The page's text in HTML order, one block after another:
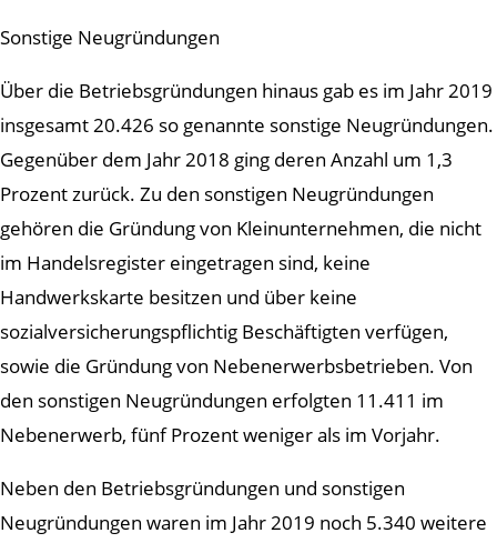
Sonstige Neugründungen
Über die Betriebsgründungen hinaus gab es im Jahr 2019
insgesamt 20.426 so genannte sonstige Neugründungen.
Gegenüber dem Jahr 2018 ging deren Anzahl um 1,3
Prozent zurück. Zu den sonstigen Neugründungen
gehören die Gründung von Kleinunternehmen, die nicht
im Handelsregister eingetragen sind, keine
Handwerkskarte besitzen und über keine
sozialversicherungspflichtig Beschäftigten verfügen,
sowie die Gründung von Nebenerwerbsbetrieben. Von
den sonstigen Neugründungen erfolgten 11.411 im
Nebenerwerb, fünf Prozent weniger als im Vorjahr.
Neben den Betriebsgründungen und sonstigen
Neugründungen waren im Jahr 2019 noch 5.340 weitere